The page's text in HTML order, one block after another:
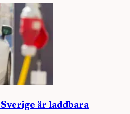
är laddbara